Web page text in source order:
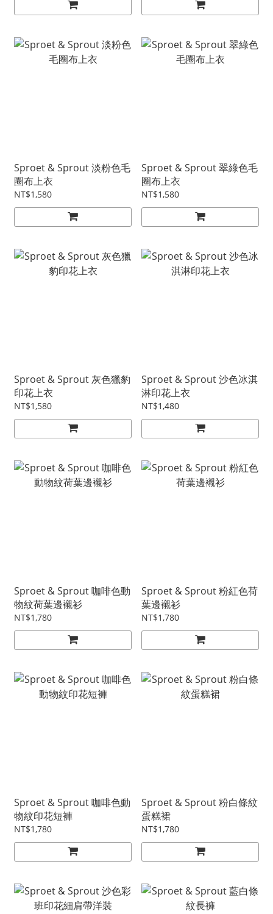
Sproet & Sprout 淡粉色毛
圈布上衣
NT$1,580
Sproet & Sprout 翠綠色毛
圈布上衣
NT$1,580
Sproet & Sprout 灰色獵豹
印花上衣
NT$1,580
Sproet & Sprout 沙色冰淇
淋印花上衣
NT$1,480
Sproet & Sprout 咖啡色動
物紋荷葉邊襯衫
NT$1,780
Sproet & Sprout 粉紅色荷
葉邊襯衫
NT$1,780
Sproet & Sprout 咖啡色動
物紋印花短褲
NT$1,780
Sproet & Sprout 粉白條紋
蛋糕裙
NT$1,780